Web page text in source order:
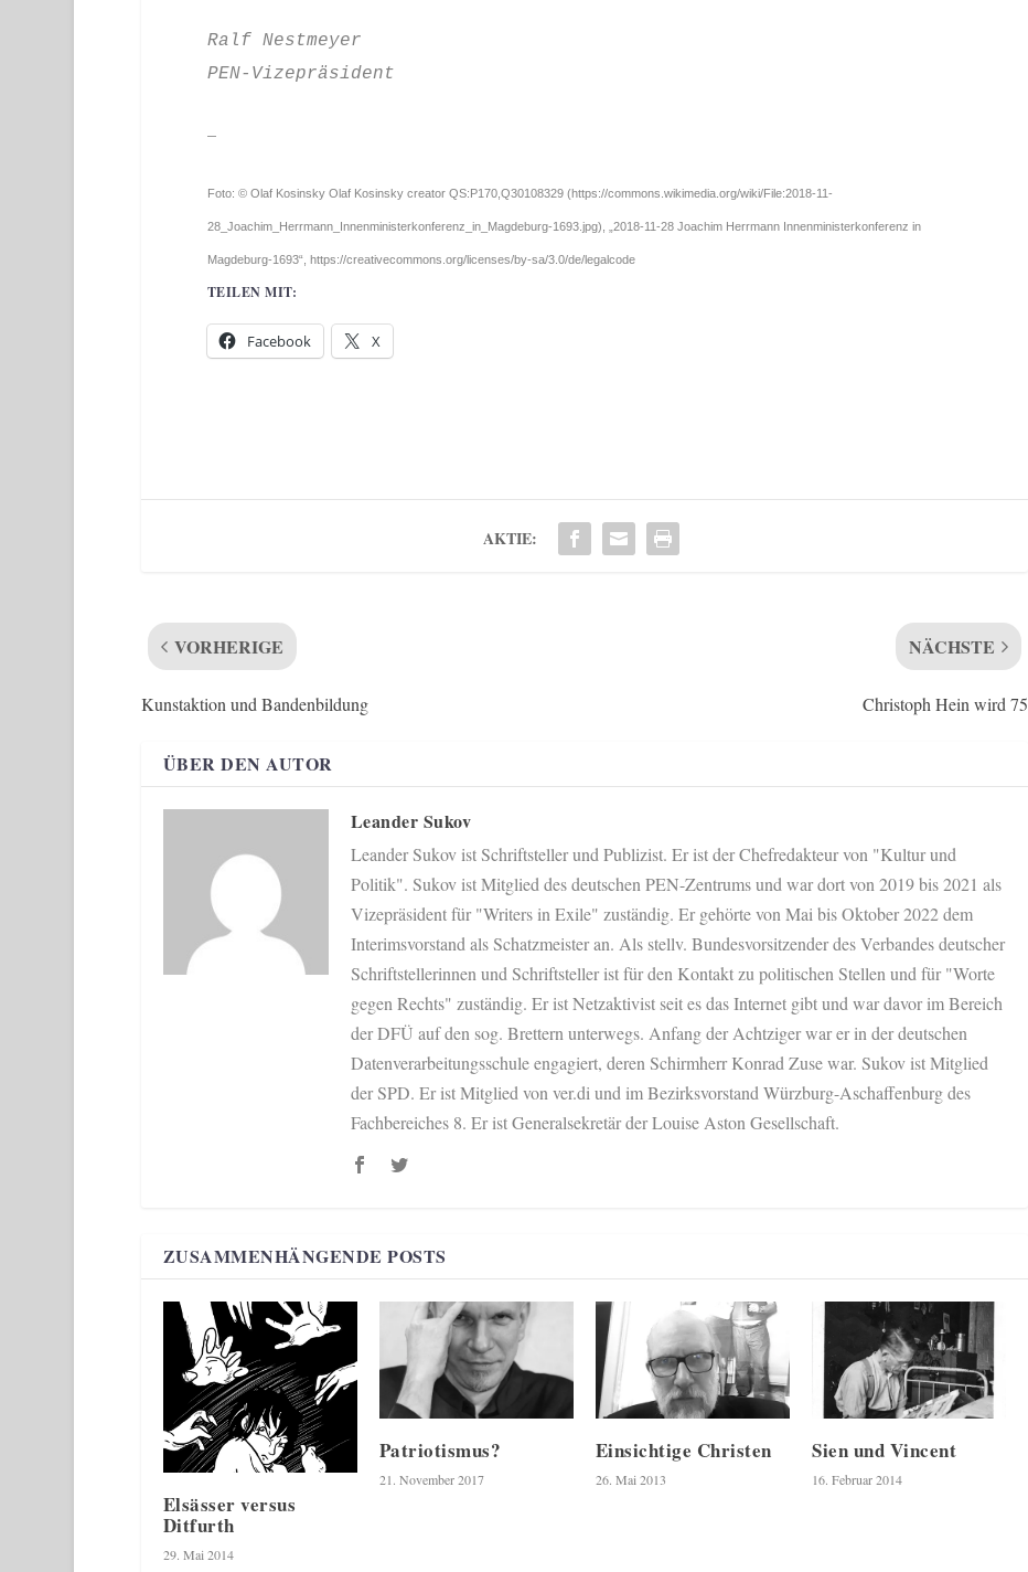
Ralf Nestmeyer
PEN-Vizepräsident
–
Foto: © Olaf Kosinsky Olaf Kosinsky creator QS:P170,Q30108329 (https://commons.wikimedia.org/wiki/File:2018-11-
28_Joachim_Herrmann_Innenministerkonferenz_in_Magdeburg-1693.jpg), „2018-11-28 Joachim Herrmann Innenministerkonferenz in
Magdeburg-1693“, https://creativecommons.org/licenses/by-sa/3.0/de/legalcode
TEILEN MIT:
Facebook X
AKTIE:
VORHERIGE
Kunstaktion und Bandenbildung
NÄCHSTE
Christoph Hein wird 75
ÜBER DEN AUTOR
Leander Sukov
Leander Sukov ist Schriftsteller und Publizist. Er ist der Chefredakteur von "Kultur und
Politik". Sukov ist Mitglied des deutschen PEN-Zentrums und war dort von 2019 bis 2021 als
Vizepräsident für "Writers in Exile" zuständig. Er gehörte von Mai bis Oktober 2022 dem
Interimsvorstand als Schatzmeister an. Als stellv. Bundesvorsitzender des Verbandes deutscher
Schriftstellerinnen und Schriftsteller ist für den Kontakt zu politischen Stellen und für "Worte
gegen Rechts" zuständig. Er ist Netzaktivist seit es das Internet gibt und war davor im Bereich
der DFÜ auf den sog. Brettern unterwegs. Anfang der Achtziger war er in der deutschen
Datenverarbeitungsschule engagiert, deren Schirmherr Konrad Zuse war. Sukov ist Mitglied
der SPD. Er ist Mitglied von ver.di und im Bezirksvorstand Würzburg-Aschaffenburg des
Fachbereiches 8. Er ist Generalsekretär der Louise Aston Gesellschaft.
ZUSAMMENHÄNGENDE POSTS
Elsässer versus
Ditfurth
29. Mai 2014
Patriotismus?
21. November 2017
Einsichtige Christen
26. Mai 2013
Sien und Vincent
16. Februar 2014